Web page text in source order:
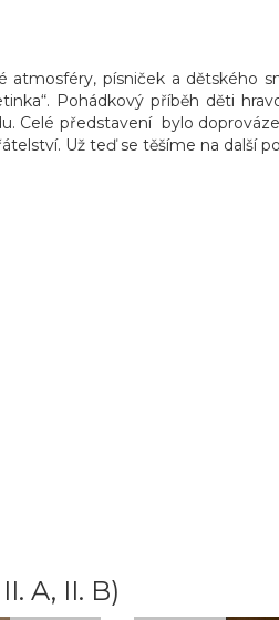
písniček a dětského
Pohádkový příběh děti
Celé představení bylo
Už teď se těšíme na další
A, II. B)